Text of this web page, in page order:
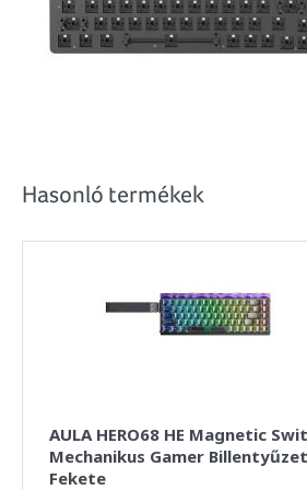
Hasonló termékek
AULA HERO68 HE Magnetic
Mechanikus Gamer
Fekete